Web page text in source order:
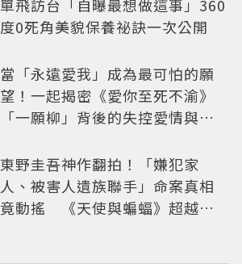
單飛訪台「自曝最想做這事」360
度0死角美貌保養祕訣一次公開
當「永遠愛我」成為最可怕的願
望！一起揭密《愛你至死不渝》
「一願柳」背後的失控愛情與爆
東野圭吾神作翻拍！「嫌犯家
人、被害人遺族聯手」命案真相
竟動搖 《天使與蝙蝠》超越懸